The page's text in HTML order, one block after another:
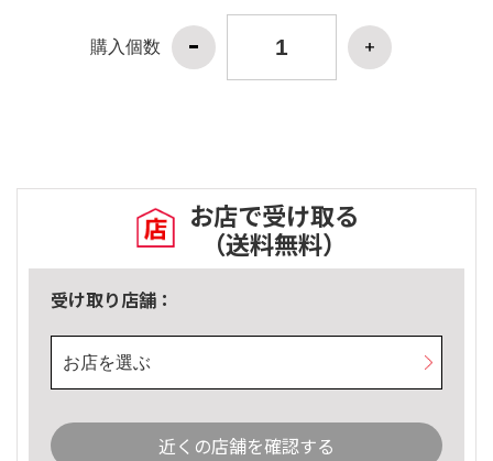
購入個数
お店で受け取る
（送料無料）
受け取り店舗：
お店を選ぶ
近くの店舗を確認する